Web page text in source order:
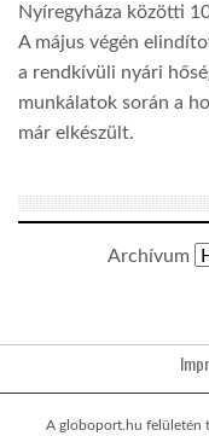
Nyíregyháza közötti
A május végén
a rendkívüli nyári
munkálatok során a
már elkészült.
Archívum
A globoport.hu felületén